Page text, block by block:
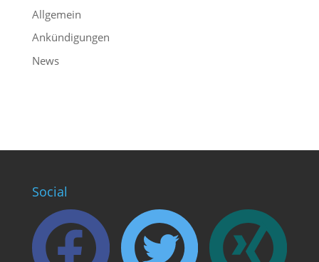
Allgemein
Ankündigungen
News
Social